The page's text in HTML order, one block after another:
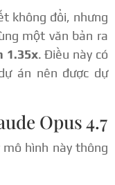
không đổi, nhưng
một văn bản ra
1.35x. Điều này có
án nên được dự
Opus 4.7
hình này thông